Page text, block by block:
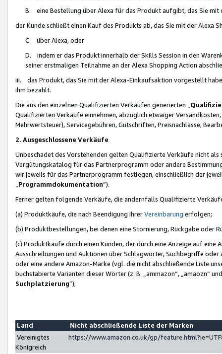
B. eine Bestellung über Alexa für das Produkt aufgibt, das Sie mit
der Kunde schließt einen Kauf des Produkts ab, das Sie mit der Alexa
C. über Alexa, oder
D. indem er das Produkt innerhalb der Skills Session in den
seiner erstmaligen Teilnahme an der Alexa Shopping Action
iii. das Produkt, das Sie mit der Alexa-Einkaufsaktion vorgestellt
ihm bezahlt.
Die aus den einzelnen Qualifizierten Verkäufen generierten „
Qualifizierten Verkäufe einnehmen, abzüglich etwaiger
Mehrwertsteuer), Servicegebühren, Gutschriften, Preisnachlässe,
2. Ausgeschlossene Verkäufe
Unbeschadet des Vorstehenden gelten Qualifizierte Verkäufe nicht
Vergütungskatalog für das Partnerprogramm oder andere
wir jeweils für das Partnerprogramm festlegen, einschließlich der
Programmdokumentation“).
Ferner gelten folgende Verkäufe, die andernfalls Qualifizierte
(a) Produktkäufe, die nach Beendigung IhrerVereinbarung erfolgen;
(b) Produktbestellungen, bei denen eine Stornierung, Rückgabe oder
(c) Produktkäufe durch einen Kunden, der durch eine Anzeige auf
Ausschreibungen und Auktionen über Schlagwörter, Suchbegriffe
oder eine andere Amazon-Marke (vgl. die nicht abschließende Liste
buchstabierte Varianten dieser Wörter (z. B. „ammazon“, „amaozn“
Suchplatzierung”);
Land
Nicht abschließende Liste der Marken
Vereinigtes
Königreich
https://www.amazon.co.uk/gp/